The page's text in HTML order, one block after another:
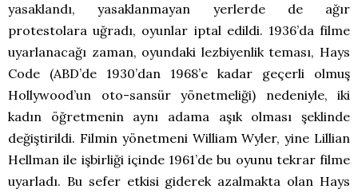
yasaklandı, yasaklanmayan yerlerde de ağır
protestolara uğradı, oyunlar iptal edildi. 1936’da filme
uyarlanacağı zaman, oyundaki lezbiyenlik teması, Hays
Code (ABD’de 1930’dan 1968’e kadar geçerli olmuş
Hollywood’un oto-sansür yönetmeliği) nedeniyle, iki
kadın öğretmenin aynı adama aşık olması şeklinde
değiştirildi. Filmin yönetmeni William Wyler, yine Lillian
Hellman ile işbirliği içinde 1961’de bu oyunu tekrar filme
uyarladı. Bu sefer etkisi giderek azalmakta olan Hays